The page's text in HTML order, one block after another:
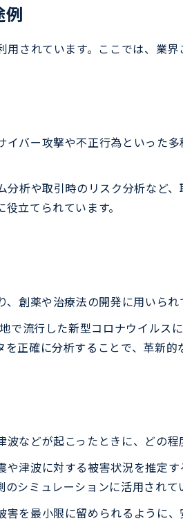
例
されています。ここでは、業
バー攻撃や不正行為といった
分析や取引時のリスク分析など
立てられています。
創薬や治療法の開発に用いられ
で流行した新型コロナウイルス
正確に分析することで、革新
などが起こったときに、どの
や津波に対する被害状況を推定
シミュレーションに活用されて
を最小限に留められるように